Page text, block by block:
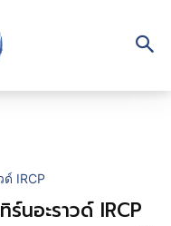
ร์นอะราวด์ IRCP